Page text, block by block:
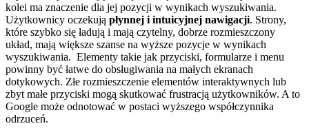
kolei ma znaczenie dla jej pozycji w wynikach wyszukiwania.
Użytkownicy oczekują płynnej i intuicyjnej nawigacji. Strony,
które szybko się ładują i mają czytelny, dobrze rozmieszczony
układ, mają większe szanse na wyższe pozycje w wynikach
wyszukiwania. Elementy takie jak przyciski, formularze i menu
powinny być łatwe do obsługiwania na małych ekranach
dotykowych. Złe rozmieszczenie elementów interaktywnych lub
zbyt małe przyciski mogą skutkować frustracją użytkowników. A to
Google może odnotować w postaci wyższego współczynnika
odrzuceń.